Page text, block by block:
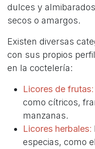
dulces y
secos o amargos.
Existen diversas
con sus propios
en la coctelería:
Licores de frutas:
como cítricos,
manzanas.
Licores herbales:
especias, como